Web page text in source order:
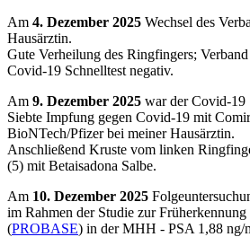
Am 4. Dezember 2025 Wechsel des
Hausärztin.
Gute Verheilung des Ringfingers;
Covid-19 Schnelltest negativ.
Am 9. Dezember 2025 war der Covid-19
Siebte Impfung gegen Covid-19 mit
BioNTech/Pfizer bei meiner Hausärztin.
Anschließend Kruste vom linken
(5) mit Betaisadona Salbe.
Am 10. Dezember 2025
im Rahmen der Studie zur Früherkennung
(PROBASE) in der MHH - PSA 1,88 ng/